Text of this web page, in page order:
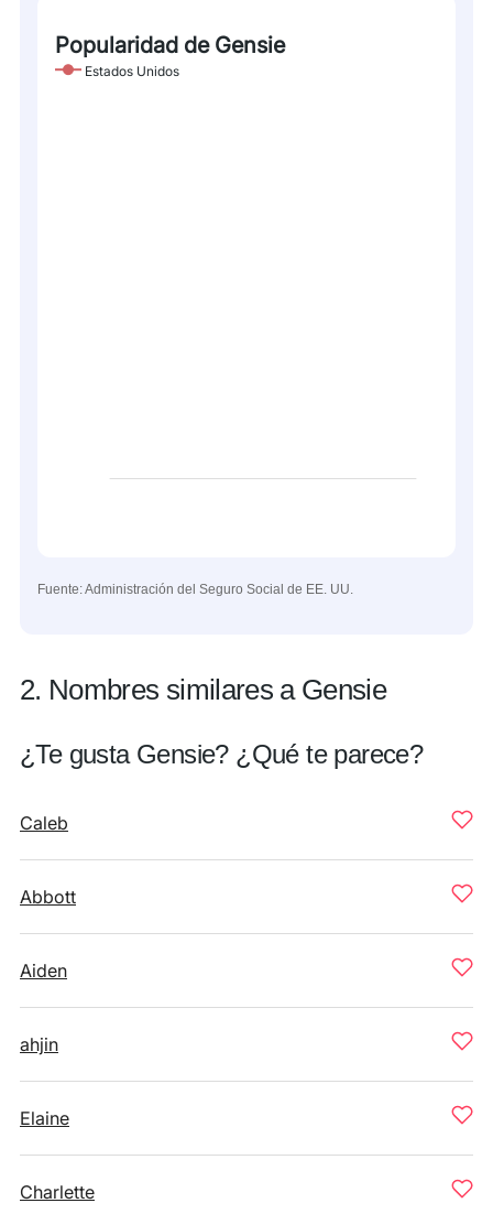
Popularidad de Gensie
Estados Unidos
Fuente: Administración del Seguro Social de EE. UU.
2. Nombres similares a Gensie
¿Te gusta Gensie? ¿Qué te parece?
Caleb
Abbott
Aiden
ahjin
Elaine
Charlette